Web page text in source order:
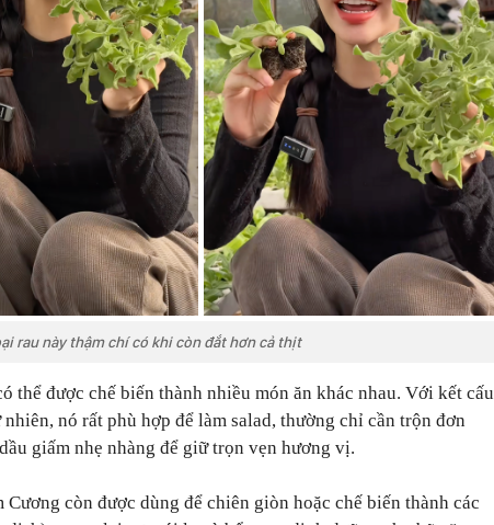
rau này thậm chí có khi còn đắt hơn cả thịt
thể được chế biến thành nhiều món ăn khác nhau. Với kết cấu
nó rất phù hợp để làm salad, thường chỉ cần trộn đơn
giấm nhẹ nhàng để giữ trọn vẹn hương vị.
Cương còn được dùng để chiên giòn hoặc chế biến thành các